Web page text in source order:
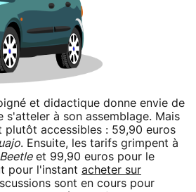
et didactique donne envie de
s'atteler à son assemblage. Mais
plutôt accessibles : 59,90 euros
. Ensuite, les tarifs grimpent à
Beetleet 99,90 euros pour le
pour l'instant acheter sur
sont en cours pour